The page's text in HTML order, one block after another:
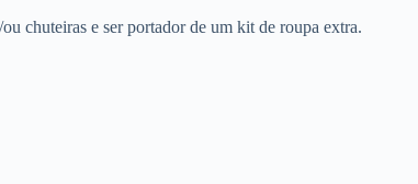
chuteiras e ser portador de um kit de roupa extra.